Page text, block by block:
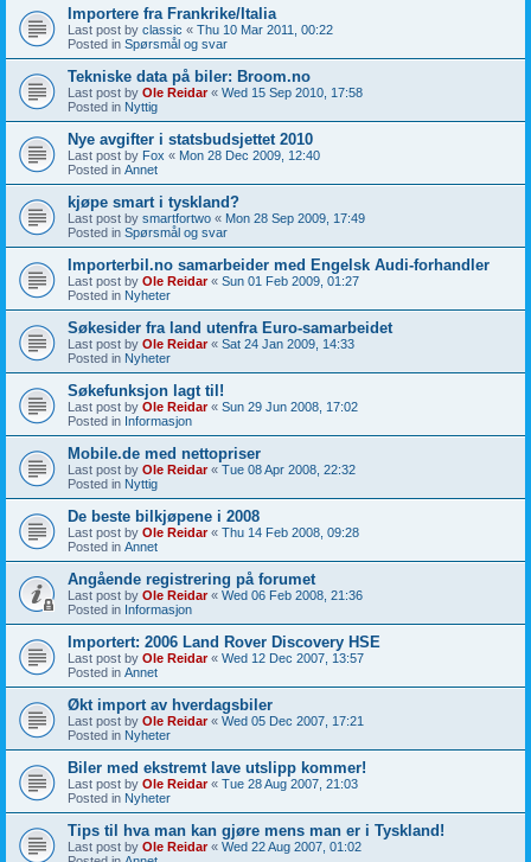
Importere fra Frankrike/Italia
Last post by classic « Thu 10 Mar 2011, 00:22
Posted in Spørsmål og svar
Tekniske data på biler: Broom.no
Last post by Ole Reidar« Wed 15 Sep 2010, 17:58
Posted in Nyttig
Nye avgifter i statsbudsjettet 2010
Last post by Fox « Mon 28 Dec 2009, 12:40
Posted in Annet
kjøpe smart i tyskland?
Last post by smartfortwo « Mon 28 Sep 2009, 17:49
Posted in Spørsmål og svar
Importerbil.no samarbeider med Engelsk Audi-forhandler
Last post by Ole Reidar« Sun 01 Feb 2009, 01:27
Posted in Nyheter
Søkesider fra land utenfra Euro-samarbeidet
Last post by Ole Reidar« Sat 24 Jan 2009, 14:33
Posted in Nyheter
Søkefunksjon lagt til!
Last post by Ole Reidar« Sun 29 Jun 2008, 17:02
Posted in Informasjon
Mobile.de med nettopriser
Last post by Ole Reidar« Tue 08 Apr 2008, 22:32
Posted in Nyttig
De beste bilkjøpene i 2008
Last post by Ole Reidar« Thu 14 Feb 2008, 09:28
Posted in Annet
Angående registrering på forumet
Last post by Ole Reidar« Wed 06 Feb 2008, 21:36
Posted in Informasjon
Importert: 2006 Land Rover Discovery HSE
Last post by Ole Reidar« Wed 12 Dec 2007, 13:57
Posted in Annet
Økt import av hverdagsbiler
Last post by Ole Reidar« Wed 05 Dec 2007, 17:21
Posted in Nyheter
Biler med ekstremt lave utslipp kommer!
Last post by Ole Reidar« Tue 28 Aug 2007, 21:03
Posted in Nyheter
Tips til hva man kan gjøre mens man er i Tyskland!
Last post by Ole Reidar« Wed 22 Aug 2007, 01:02